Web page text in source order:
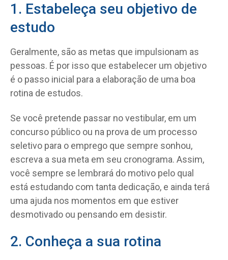
1. Estabeleça seu objetivo de
estudo
Geralmente, são as metas que impulsionam as
pessoas. É por isso que estabelecer um objetivo
é o passo inicial para a elaboração de uma boa
rotina de estudos.
Se você pretende passar no vestibular, em um
concurso público ou na prova de um processo
seletivo para o emprego que sempre sonhou,
escreva a sua meta em seu cronograma. Assim,
você sempre se lembrará do motivo pelo qual
está estudando com tanta dedicação, e ainda terá
uma ajuda nos momentos em que estiver
desmotivado ou pensando em desistir.
2. Conheça a sua rotina